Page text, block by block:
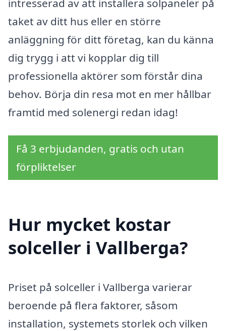
intresserad av att installera solpaneler på
taket av ditt hus eller en större
anläggning för ditt företag, kan du känna
dig trygg i att vi kopplar dig till
professionella aktörer som förstår dina
behov. Börja din resa mot en mer hållbar
framtid med solenergi redan idag!
Få 3 erbjudanden, gratis och utan
förpliktelser
Hur mycket kostar
solceller i Vallberga?
Priset på solceller i Vallberga varierar
beroende på flera faktorer, såsom
installation, systemets storlek och vilken